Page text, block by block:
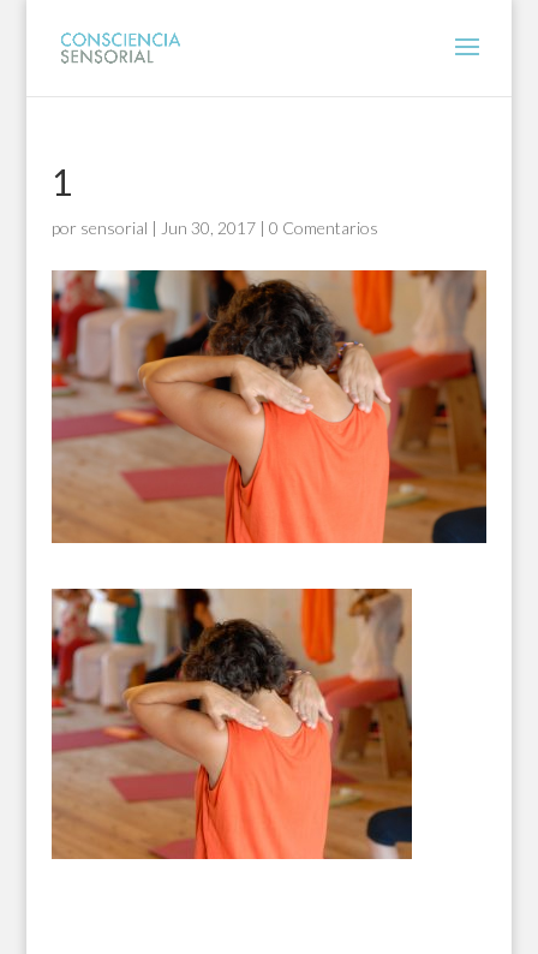
1
por sensorial | Jun 30, 2017| 0 Comentarios